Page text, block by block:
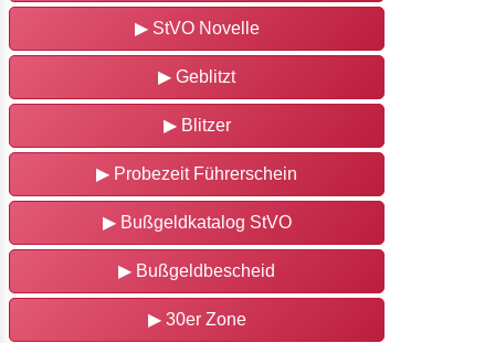
▶StVO Novelle
▶ Geblitzt
▶Blitzer
▶ Probezeit Führerschein
▶Bußgeldkatalog StVO
▶ Bußgeldbescheid
▶30er Zone